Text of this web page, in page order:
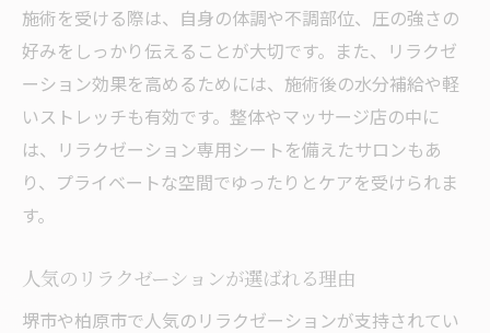
施術を受ける際は、自身の体調や不調部位、圧の強さの
好みをしっかり伝えることが大切です。また、リラクゼ
ーション効果を高めるためには、施術後の水分補給や軽
いストレッチも有効です。整体やマッサージ店の中に
は、リラクゼーション専用シートを備えたサロンもあ
り、プライベートな空間でゆったりとケアを受けられま
す。
人気のリラクゼーションが選ばれる理由
堺市や柏原市で人気のリラクゼーションが支持されてい